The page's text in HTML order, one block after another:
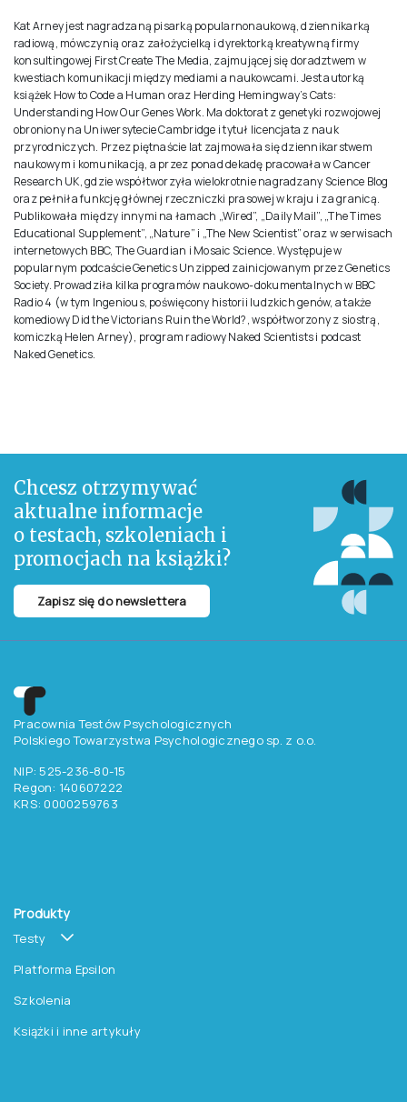
Kat Arney jest nagradzaną pisarką popularnonaukową, dziennikarką
radiową, mówczynią oraz założycielką i dyrektorką kreatywną firmy
konsultingowej First Create The Media, zajmującej się doradztwem w
kwestiach komunikacji między mediami a naukowcami. Jest autorką
książek How to Code a Human oraz Herding Hemingway’s Cats:
Understanding How Our Genes Work. Ma doktorat z genetyki rozwojowej
obroniony na Uniwersytecie Cambridge i tytuł licencjata z nauk
przyrodniczych. Przez piętnaście lat zajmowała się dziennikarstwem
naukowym i komunikacją, a przez ponad dekadę pracowała w Cancer
Research UK, gdzie współtworzyła wielokrotnie nagradzany Science Blog
oraz pełniła funkcję głównej rzeczniczki prasowej w kraju i za granicą.
Publikowała między innymi na łamach „Wired”, „Daily Mail”, „The Times
Educational Supplement”, „Nature” i „The New Scientist” oraz w serwisach
internetowych BBC, The Guardian i Mosaic Science. Występuje w
popularnym podcaście Genetics Unzipped zainicjowanym przez Genetics
Society. Prowadziła kilka programów naukowo-dokumentalnych w BBC
Radio 4 (w tym Ingenious, poświęcony historii ludzkich genów, a także
komediowy Did the Victorians Ruin the World?, współtworzony z siostrą,
komiczką Helen Arney), program radiowy Naked Scientists i podcast
Naked Genetics.
Chcesz otrzymywać
aktualne informacje
o testach, szkoleniach i
promocjach na książki?
Zapisz się do newslettera
Pracownia Testów Psychologicznych
Polskiego Towarzystwa Psychologicznego sp. z o.o.
NIP: 525-236-80-15
Regon: 140607222
KRS: 0000259763
Produkty
Testy
Platforma Epsilon
Szkolenia
Książki i inne artykuły